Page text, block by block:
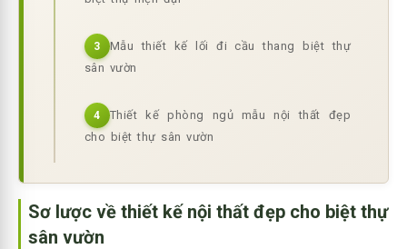
3
Mẫu thiết kế lối đi cầu thang biệt thự
sân vườn
4
Thiết kế phòng ngủ mẫu nội thất đẹp
cho biệt thự sân vườn
Sơ lược về thiết kế nội thất đẹp cho biệt thự
sân vườn